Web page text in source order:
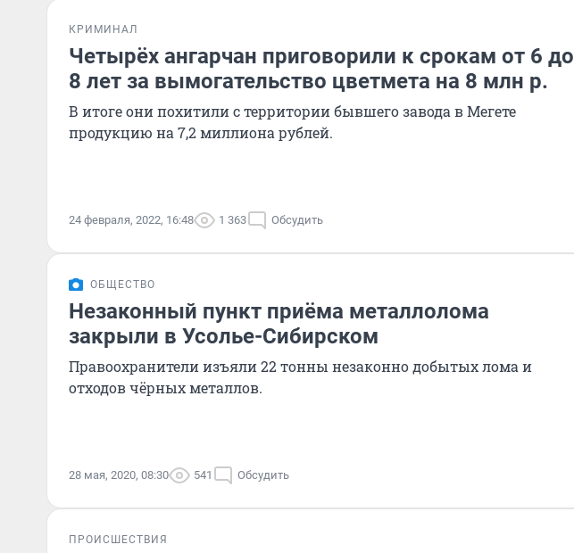
КРИМИНАЛ
Четырёх ангарчан приговорили к срокам от 6 до
8 лет за вымогательство цветмета на 8 млн р.
В итоге они похитили с территории бывшего завода в Мегете
продукцию на 7,2 миллиона рублей.
24 февраля, 2022, 16:48 1 363 Обсудить
ОБЩЕСТВО
Незаконный пункт приёма металлолома
закрыли в Усолье-Сибирском
Правоохранители изъяли 22 тонны незаконно добытых лома и
отходов чёрных металлов.
28 мая, 2020, 08:30 541 Обсудить
ПРОИСШЕСТВИЯ